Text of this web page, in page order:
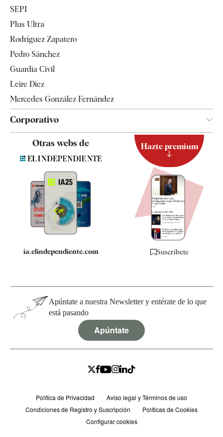
Televisión
SEPI
Plus Ultra
Rodríguez Zapatero
Pedro Sánchez
Guardia Civil
Leire Díez
Mercedes González Fernández
Corporativo
Contacto
Quiénes somos
Especificaciones
Otras webs de
ia.elindependiente.com
Hazte premium
Suscríbete
Apúntate a nuestra Newsletter y entérate de lo que
está pasando
Apúntate
Política de Privacidad
Aviso legal y Términos de uso
Condiciones de Registro y Suscripción
Políticas de Cookies
Configurar cookies